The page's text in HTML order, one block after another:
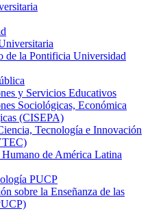
de la Pontificia Universidad
y Servicios Educativos
Sociológicas, Económica
(CISEPA)
Tecnología e Innovación
de América Latina
PUCP
sobre la Enseñanza de las